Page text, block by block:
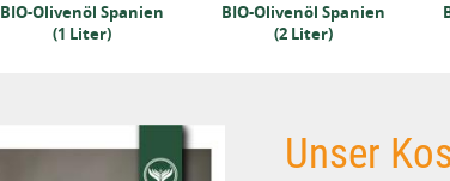
BIO-Olivenöl Spanien
(1 Liter)
BIO-Olivenöl Spanien
(2 Liter)
Unser